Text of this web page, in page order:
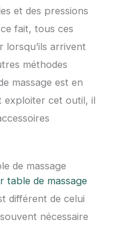
et des pressions
fait, tous ces
lorsqu’ils arrivent
méthodes
massage est en
exploiter cet outil, il
de massage
table de massage
différent de celui
nécessaire